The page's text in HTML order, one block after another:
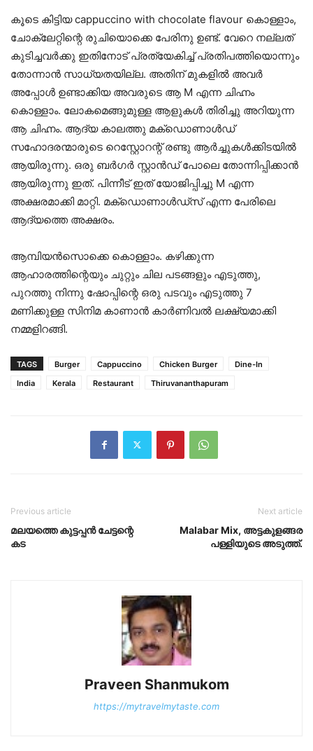
കൂടെ കിട്ടിയ cappuccino with chocolate flavour കൊള്ളാം,
ചോക്ലേറ്റിന്റെ രുചിയൊക്കെ പേരിനു ഉണ്ട്. വേറെ നല്ലത്
കുടിച്ചവർക്കു ഇതിനോട് പ്രത്യേകിച്ച് പ്രതിപത്തിയൊന്നും
തോന്നാൻ സാധ്യതയില്ല. അതിന് മുകളിൽ അവർ
അപ്പോൾ ഉണ്ടാക്കിയ അവരുടെ ആ M എന്ന ചിഹ്നം
കൊള്ളാം. ലോകമെങ്ങുമുള്ള ആളുകൾ തിരിച്ചു അറിയുന്ന
ആ ചിഹ്നം. ആദ്യ കാലത്തു മക്‌ഡൊണാൾഡ്
സഹോദരന്മാരുടെ റെസ്റ്റോറന്റ് രണ്ടു ആർച്ചുകൾക്കിടയിൽ
ആയിരുന്നു. ഒരു ബർഗർ സ്റ്റാൻഡ് പോലെ തോന്നിപ്പിക്കാൻ
ആയിരുന്നു ഇത്. പിന്നീട് ഇത് യോജിപ്പിച്ചു M എന്ന
അക്ഷരമാക്കി മാറ്റി. മക്‌ഡൊണാൾഡ്‌സ് എന്ന പേരിലെ
ആദ്യത്തെ അക്ഷരം.
ആമ്പിയൻസൊക്കെ കൊള്ളാം. കഴിക്കുന്ന
ആഹാരത്തിന്റെയും ചുറ്റും ചില പടങ്ങളും എടുത്തു,
പുറത്തു നിന്നു ഷോപ്പിന്റെ ഒരു പടവും എടുത്തു 7
മണിക്കുള്ള സിനിമ കാണാൻ കാർണിവൽ ലക്ഷ്യമാക്കി
നമ്മളിറങ്ങി.
TAGS Burger Cappuccino Chicken Burger
Dine-In
India
Kerala Restaurant Thiruvananthapuram
Previous article
മലയത്തെ കുട്ടപ്പൻ ചേട്ടന്റെ
കട
Next article
Malabar Mix, അട്ടകുളങ്ങര
പള്ളിയുടെ അടുത്ത്.
Praveen Shanmukom
https://mytravelmytaste.com